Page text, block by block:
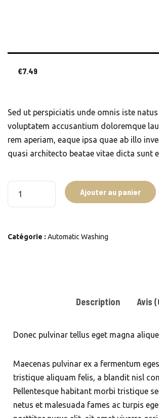
€7.49
Sed ut perspiciatis unde omnis iste
voluptatem accusantium doloremque
rem aperiam, eaque ipsa quae ab illo
quasi architecto beatae vitae dicta sunt
Ajouter au panier
Catégorie : Automatic Washing
Description Avis
Donec pulvinar tellus eget magna
Maecenas pulvinar ex a fermentum
tristique aliquam felis, a blandit nisl
Pellentesque habitant morbi tristique
netus et malesuada fames ac turpis